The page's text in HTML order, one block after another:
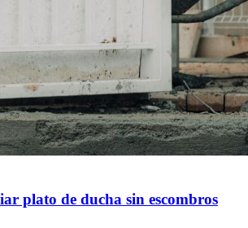
plato de ducha sin escombros